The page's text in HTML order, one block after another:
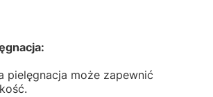
pielęgnacja może zapewnić